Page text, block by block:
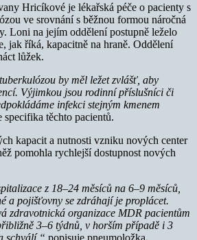
Hricíkové je lékařská péče o pacienty s
ve srovnání s běžnou formou náročná
Loni na jejím oddělení postupně leželo
jak říká, kapacitně na hraně. Oddělení
lůžek.
by měl ležet zvlášť, aby
Výjimkou jsou rodinní příslušníci či
infekci stejným kmenem
specifika těchto pacientů.
kapacit a nutnosti vzniku nových center
pomohla rychlejší dostupnost nových
z 18–24 měsíců na 6–9 měsíců,
a pojišťovny se zdráhají je proplácet.
zdravotnická organizace MDR pacientům
3–6 týdnů, v horším případě i 3
schválí,“ popisuje pneumoložka.